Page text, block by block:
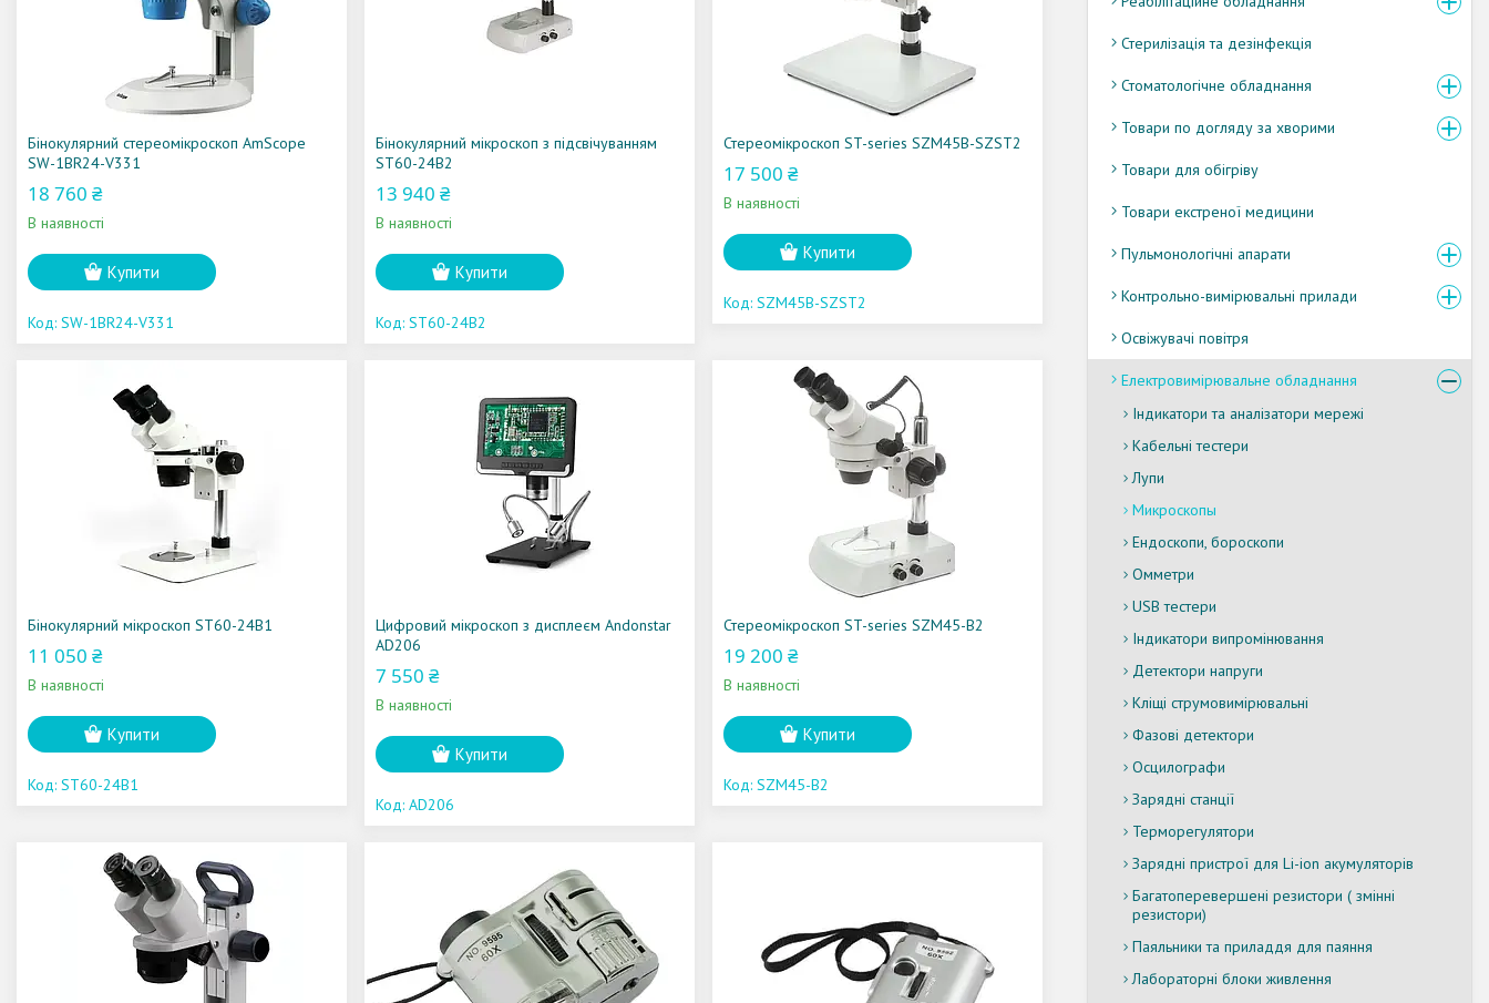
Бінокулярний стереомікроскоп AmScope
SW-1BR24-V331
18 760 ₴
В наявності
Купити
SW-1BR24-V331
Бінокулярний мікроскоп з підсвічуванням
ST60-24B2
13 940 ₴
В наявності
Купити
ST60-24B2
Стереомікроскоп ST-series SZM45B-SZST2
17 500 ₴
В наявності
Купити
SZM45B-SZST2
Бінокулярний мікроскоп ST60-24B1
11 050 ₴
В наявності
Купити
ST60-24B1
Цифровий мікроскоп з дисплеєм Andonstar
AD206
7 550 ₴
В наявності
Купити
AD206
Стереомікроскоп ST-series SZM45-B2
19 200 ₴
В наявності
Купити
SZM45-B2
Стерилізація та дезінфекція
Стоматологічне обладнання
Товари по догляду за хворими
Товари для обігріву
Товари екстреної медицини
Пульмонологічні апарати
Контрольно-вимірювальні прилади
Освіжувачі повітря
Електровимірювальне обладнання
Індикатори та аналізатори мережі
Кабельні тестери
Лупи
Микроскопы
Ендоскопи, бороскопи
Омметри
USB тестери
Індикатори випромінювання
Детектори напруги
Кліщі струмовимірювальні
Фазові детектори
Осцилографи
Зарядні станції
Терморегулятори
Зарядні пристрої для Li-ion акумуляторів
Багатоперевершені резистори ( змінні
резистори)
Паяльники та приладдя для паяння
Лабораторні блоки живлення